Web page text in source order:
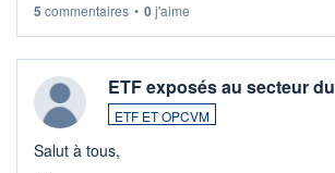
5 commentaires • 0j'aime
ETF exposés au secteur
ETF ET OPCVM
Salut à tous,